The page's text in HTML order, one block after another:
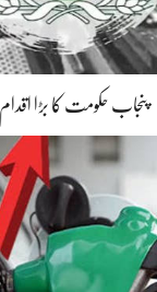
پنجاب حکومت کا بڑا اقدام